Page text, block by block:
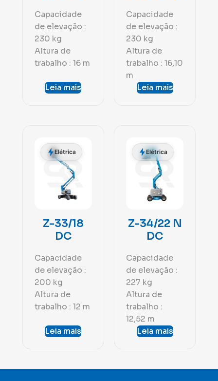
Capacidade
de elevação :
230 kg
Altura de
trabalho : 16 m
Leia mais
Capacidade
de elevação :
230 kg
Altura de
trabalho : 16,10
m
Leia mais
Elétrica
Z-33/18
DC
Capacidade
de elevação :
200 kg
Altura de
trabalho : 12 m
Leia mais
Elétrica
Z-34/22 N
DC
Capacidade
de elevação :
227 kg
Altura de
trabalho :
12,52 m
Leia mais